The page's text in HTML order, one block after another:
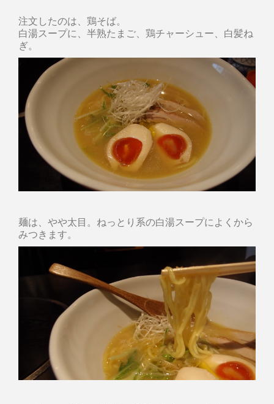
注文したのは、鶏そば。
白湯スープに、半熟たまご、鶏チャーシュー、白髪ね
ぎ。
麺は、やや太目。ねっとり系の白湯スープによくから
みつきます。